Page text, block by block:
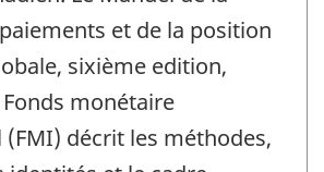
et de la position
sixième edition,
monétaire
décrit les méthodes,